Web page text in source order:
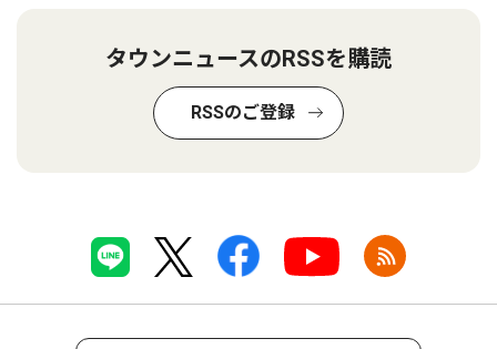
タウンニュースのRSSを購読
RSSのご登録